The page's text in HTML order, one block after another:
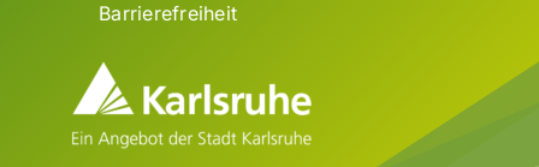
Barrierefreiheit